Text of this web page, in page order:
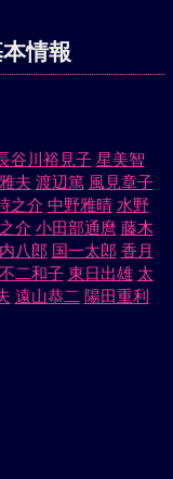
情報
谷川裕見子 星美智
夫 渡辺篤 風見章子
之介 中野雅晴 水野
介 小田部通麿 藤木
八郎 国一太郎 香月
不二和子 東日出雄 太
遠山恭二 陽田重利